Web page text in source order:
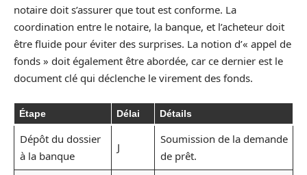
notaire doit s’assurer que tout est conforme. La
coordination entre le notaire, la banque, et l’acheteur doit
être fluide pour éviter des surprises. La notion d’« appel de
fonds » doit également être abordée, car ce dernier est le
document clé qui déclenche le virement des fonds.
Étape Délai Détails
Dépôt du dossier
à la banque
J
Soumission de la demande
de prêt.